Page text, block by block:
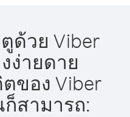
ด้วย Viber
ง่ายดาย
ของ Viber
สามารถ: